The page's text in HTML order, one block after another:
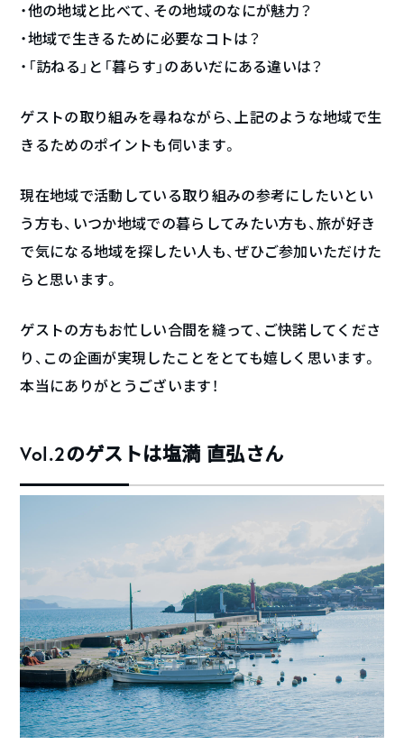
・他の地域と比べて、その地域のなにが魅力？
・地域で生きるために必要なコトは？
・「訪ねる」と「暮らす」のあいだにある違いは？
ゲストの取り組みを尋ねながら、上記のような地域で生
きるためのポイントも伺います。
現在地域で活動している取り組みの参考にしたいとい
う方も、いつか地域での暮らしてみたい方も、旅が好き
で気になる地域を探したい人も、ぜひご参加いただけた
らと思います。
ゲストの方もお忙しい合間を縫って、ご快諾してくださ
り、この企画が実現したことをとても嬉しく思います。
本当にありがとうございます！
Vol.2のゲストは塩満 直弘さん